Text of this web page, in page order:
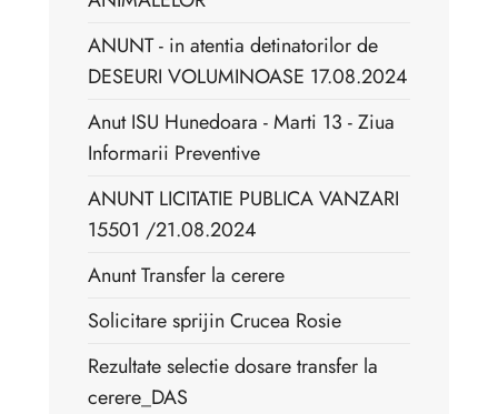
ANUNT - in atentia detinatorilor de
DESEURI VOLUMINOASE 17.08.2024
Anut ISU Hunedoara - Marti 13 - Ziua
Informarii Preventive
ANUNT LICITATIE PUBLICA VANZARI
15501 /21.08.2024
Anunt Transfer la cerere
Solicitare sprijin Crucea Rosie
Rezultate selectie dosare transfer la
cerere_DAS